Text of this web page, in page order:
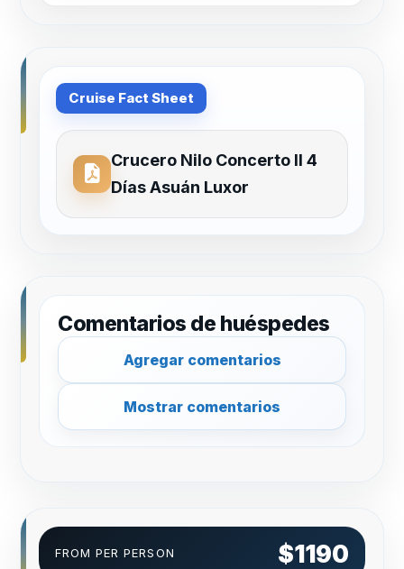
Cruise Fact Sheet
Crucero Nilo Concerto II 4
Días Asuán Luxor
Comentarios de huéspedes
Agregar comentarios
Mostrar comentarios
FROM PER PERSON $1190